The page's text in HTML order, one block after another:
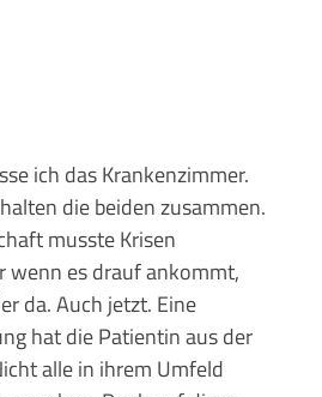
ich das Krankenzimmer.
die beiden zusammen.
musste Krisen
wenn es drauf ankommt,
da. Auch jetzt. Eine
hat die Patientin aus der
alle in ihrem Umfeld